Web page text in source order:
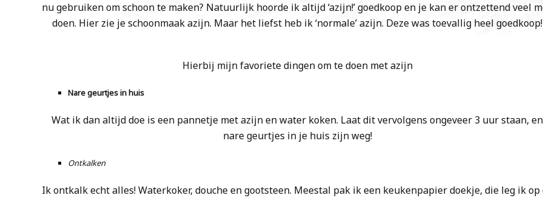
nu gebruiken om schoon te maken? Natuurlijk hoorde ik altijd ‘azijn!’ goedkoop en je kan er ontzettend veel
doen. Hier zie je schoonmaak azijn. Maar het liefst heb ik ‘normale’ azijn. Deze was toevallig heel goedkoop!
Hierbij mijn favoriete dingen om te doen met azijn
Nare geurtjes in huis
Wat ik dan altijd doe is een pannetje met azijn en water koken. Laat dit vervolgens ongeveer 3 uur staan, en
nare geurtjes in je huis zijn weg!
Ontkalken
Ik ontkalk echt alles! Waterkoker, douche en gootsteen. Meestal pak ik een keukenpapier doekje, die leg ik op